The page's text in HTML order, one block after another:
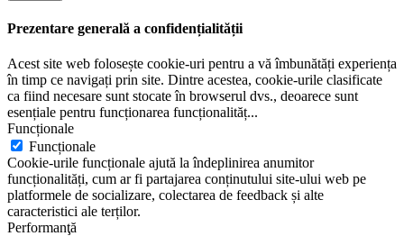
Prezentare generală a confidențialității
Acest site web folosește cookie-uri pentru a vă îmbunătăți experiența
în timp ce navigați prin site. Dintre acestea, cookie-urile clasificate
ca fiind necesare sunt stocate în browserul dvs., deoarece sunt
esențiale pentru funcționarea funcționalităț...
Funcționale
Funcționale
Cookie-urile funcționale ajută la îndeplinirea anumitor
funcționalități, cum ar fi partajarea conținutului site-ului web pe
platformele de socializare, colectarea de feedback și alte
caracteristici ale terților.
Performanţă